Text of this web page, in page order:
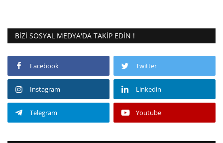
BIZI SOSYAL MEDYA'DA TAKIP EDIN !
Facebook Twitter
Instagram Linkedin
Telegram Youtube